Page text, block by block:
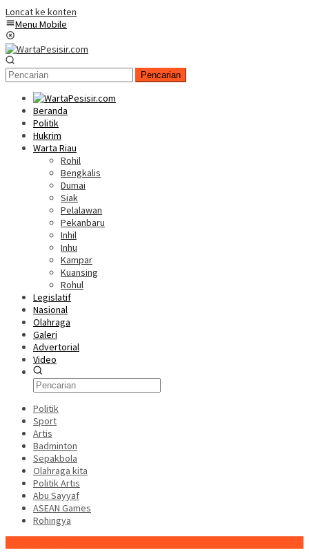
Loncat ke konten
Menu Mobile
Pencarian
Beranda
Politik
Hukrim
Warta Riau
Rohil
Bengkalis
Dumai
Siak
Pelalawan
Pekanbaru
Inhil
Inhu
Kampar
Kuansing
Rohul
Legislatif
Nasional
Olahraga
Galeri
Advertorial
Video
Politik
Sport
Artis
Badminton
Sepakbola
Olahraga kita
Politik Artis
Abu Sayyaf
ASEAN Games
Rohingya